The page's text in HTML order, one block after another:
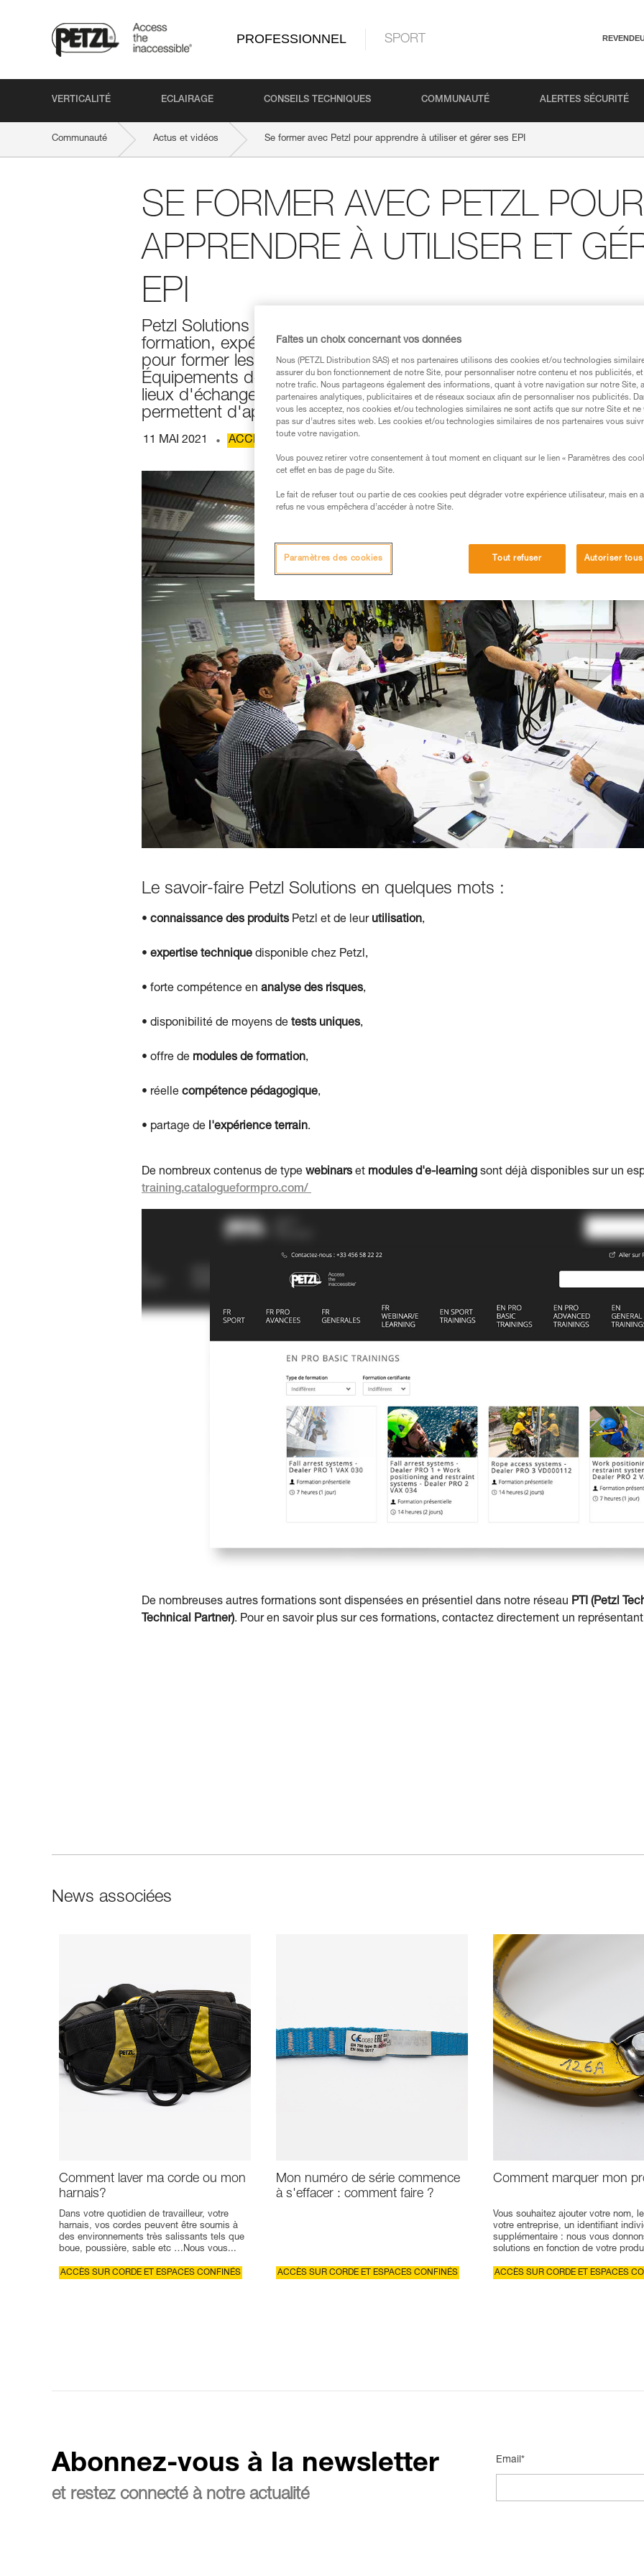
PROFESSIONNEL SPORT
VERTICALITÉ ECLAIRAGE CONSEILS TECHNIQUES COMMUNAUTÉ ALERTES SÉCURITÉ
Communauté Actus et vidéos Se former avec Petzl pour apprendre à utiliser et gérer ses EPI
SE FORMER AVEC PETZL POUR
APPRENDRE À UTILISER ET
EPI
Petzl Solutions développe et déploie, au niveau international,
formation, expérimentation et conception de solutions techniques.
pour former les acteurs de la verticalité au conseil, à l'utilisation et à
Équipements de Protection Individuelle (EPI). Nos centres de
lieux d'échanges sur les techniques d'utilisation de nos produits.
permettent d'apporter des réponses techniques à des problèmes
11 MAI 2021 ACCÈS SUR CORDE ET ESPACES CONFINÉS
Le savoir-faire Petzl Solutions en quelques mots :
• connaissance des produits Petzl et de leur utilisation,
• expertise technique disponible chez Petzl,
• forte compétence en analyse des risques,
• disponibilité de moyens de tests uniques,
• offre de modules de formation,
• réelle compétence pédagogique,
• partage de l'expérience terrain.
De nombreux contenus de type webinars et modules d'e-learning sont déjà disponibles sur un
training.catalogueformpro.com/
De nombreuses autres formations sont dispensées en présentiel dans notre réseau PTI (Petzl
Technical Partner). Pour en savoir plus sur ces formations, contactez directement un
News associées
Comment laver ma corde ou mon
harnais?
Dans votre quotidien de travailleur, votre
harnais, vos cordes peuvent être soumis à
des environnements très salissants tels que
boue, poussière, sable etc …Nous vous...
ACCÈS SUR CORDE ET ESPACES CONFINÉS
Mon numéro de série commence
à s'effacer : comment faire ?
ACCÈS SUR CORDE ET ESPACES CONFINÉS
Comment marquer mon
Vous souhaitez ajouter votre nom,
votre entreprise, un identifiant
supplémentaire : nous vous
solutions en fonction de votre
ACCÈS SUR CORDE ET ESPACES
Abonnez-vous à la newsletter
et restez connecté à notre actualité
Email*
Faites un choix concernant vos données
Nous (PETZL Distribution SAS) et nos partenaires utilisons des cookies et/ou technologies
assurer du bon fonctionnement de notre Site, pour personnaliser notre contenu et nos publicités,
notre trafic. Nous partageons également des informations, quant à votre navigation sur notre Site,
partenaires analytiques, publicitaires et de réseaux sociaux afin de personnaliser nos publicités.
vous les acceptez, nos cookies et/ou technologies similaires ne sont actifs que sur notre Site et ne
pas sur d’autres sites web. Les cookies et/ou technologies similaires de nos partenaires vous
toute votre navigation.
Vous pouvez retirer votre consentement à tout moment en cliquant sur le lien « Paramètres des
cet effet en bas de page du Site.
Le fait de refuser tout ou partie de ces cookies peut dégrader votre expérience utilisateur, mais en
refus ne vous empêchera d’accéder à notre Site.
Tout refuser Autoriser
Paramètres des cookies